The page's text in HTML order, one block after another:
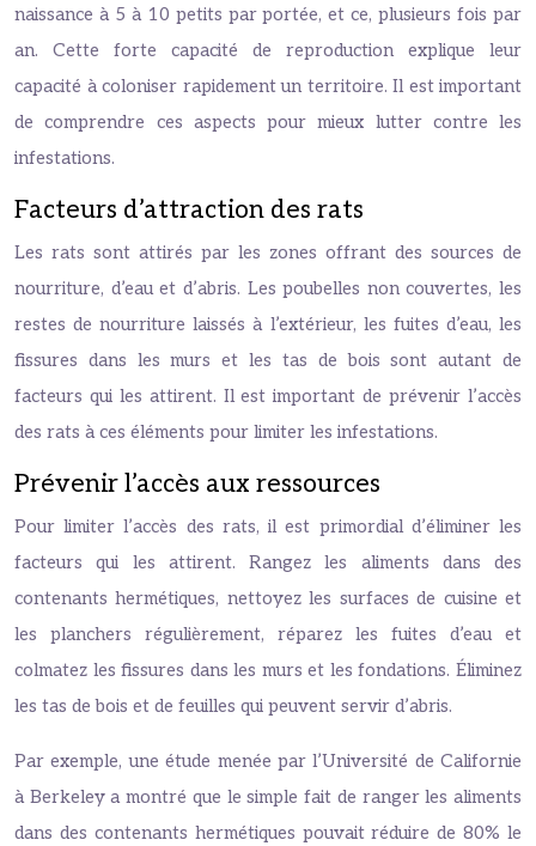
naissance à 5 à 10 petits par portée, et ce, plusieurs fois par
an. Cette forte capacité de reproduction explique leur
capacité à coloniser rapidement un territoire. Il est important
de comprendre ces aspects pour mieux lutter contre les
infestations.
Facteurs d’attraction des rats
Les rats sont attirés par les zones offrant des sources de
nourriture, d’eau et d’abris. Les poubelles non couvertes, les
restes de nourriture laissés à l’extérieur, les fuites d’eau, les
fissures dans les murs et les tas de bois sont autant de
facteurs qui les attirent. Il est important de prévenir l’accès
des rats à ces éléments pour limiter les infestations.
Prévenir l’accès aux ressources
Pour limiter l’accès des rats, il est primordial d’éliminer les
facteurs qui les attirent. Rangez les aliments dans des
contenants hermétiques, nettoyez les surfaces de cuisine et
les planchers régulièrement, réparez les fuites d’eau et
colmatez les fissures dans les murs et les fondations. Éliminez
les tas de bois et de feuilles qui peuvent servir d’abris.
Par exemple, une étude menée par l’Université de Californie
à Berkeley a montré que le simple fait de ranger les aliments
dans des contenants hermétiques pouvait réduire de 80% le